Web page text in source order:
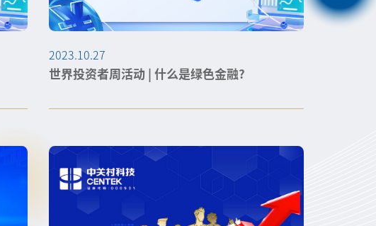
2023.10.27
世界投资者周活动 | 什么是绿色金融?